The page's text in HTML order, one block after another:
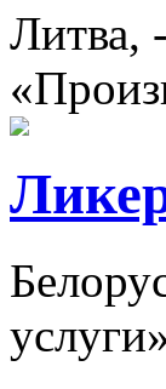
Литва,